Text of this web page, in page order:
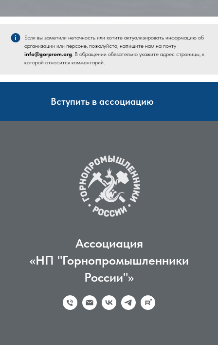
Если вы заметили неточность или хотите актуализировать информацию об
организации или персоне, пожалуйста, напишите нам на почту
info@gorprom.org. В обращении обязательно укажите адрес страницы, к
которой относится комментарий.
Вступить в ассоциацию
Ассоциация
«НП "Горнопромышленники
России"»